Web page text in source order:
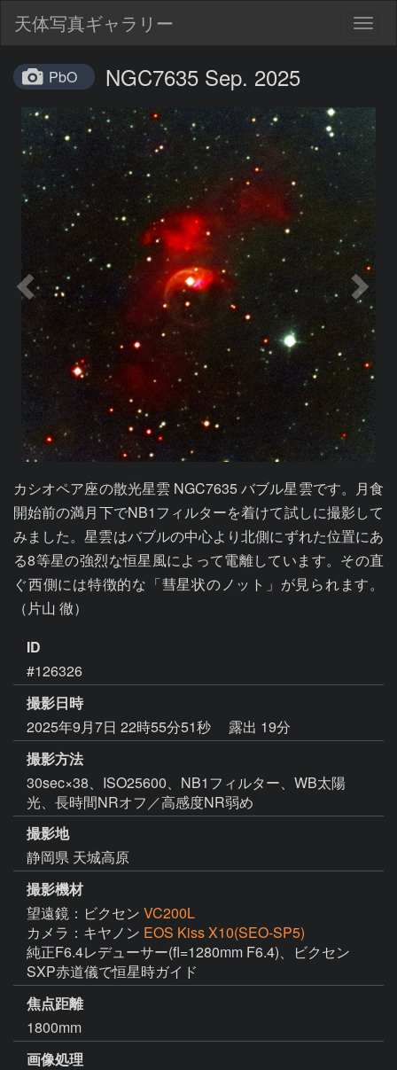
天体写真ギャラリー
PbO NGC7635 Sep. 2025
カシオペア座の散光星雲 NGC7635 バブル星雲です。月食
開始前の満月下でNB1フィルターを着けて試しに撮影して
みました。星雲はバブルの中心より北側にずれた位置にあ
る8等星の強烈な恒星風によって電離しています。その直
ぐ西側には特徴的な「彗星状のノット」が見られます。
（片山 徹）
ID
#126326
撮影日時
2025年9月7日 22時55分51秒
露出 19分
撮影方法
30sec×38、ISO25600、NB1フィルター、WB太陽
光、長時間NRオフ／高感度NR弱め
撮影地
静岡県 天城高原
撮影機材
望遠鏡：ビクセン VC200L
カメラ：キヤノン EOS Kiss X10(SEO-SP5)
純正F6.4レデューサー(fl=1280mm F6.4)、ビクセン
SXP赤道儀で恒星時ガイド
焦点距離
1800mm
画像処理